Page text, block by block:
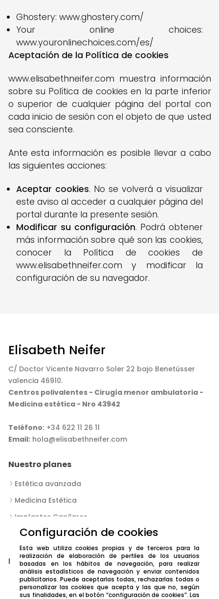
Ghostery: www.ghostery.com/
Your online choices:
www.youronlinechoices.com/es/
Aceptación de la Política de cookies
www.elisabethneifer.com muestra información
sobre su Política de cookies en la parte inferior
o superior de cualquier página del portal con
cada inicio de sesión con el objeto de que usted
sea consciente.
Ante esta información es posible llevar a cabo
las siguientes acciones:
Aceptar cookies. No se volverá a visualizar
este aviso al acceder a cualquier página del
portal durante la presente sesión.
Modificar su configuración. Podrá obtener
más información sobre qué son las cookies,
conocer la Política de cookies de
www.elisabethneifer.com y modificar la
configuración de su navegador.
Elisabeth Neifer
C/ Doctor Vicente Navarro Soler 22 bajo Benetússer
valencia 46910.
Centros polivalentes - Cirugía menor ambulatoria -
⁠Medicina estética - Nro 43942
Teléfono:+34 622 11 26 11
Email:hola@elisabethneifer.com
Nuestro planes
Estética avanzada
Medicina Estética
Implantes Capilares
Contacto
Legal
Política de privacidad
Aviso Legal
Configuración de cookies
Esta web utiliza cookies propias y de terceros para la
realización de elaboración de perfiles de los usuarios
basadas en los hábitos de navegación, para realizar
análisis estadísticos de navegación y enviar contenidos
publicitarios. Puede aceptarlas todas, rechazarlas todas o
personalizar las cookies que acepta y las que no, según
sus finalidades, en el botón “configuración de cookies”. Las